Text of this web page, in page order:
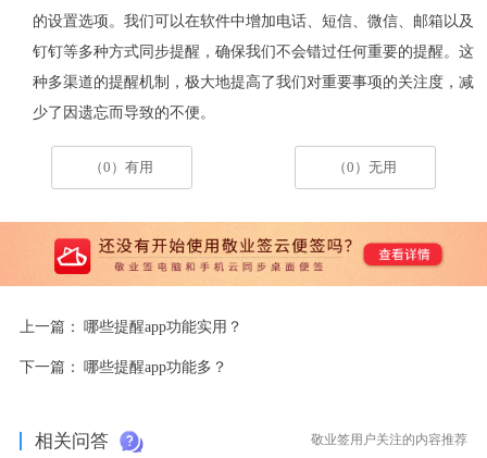
的设置选项。我们可以在软件中增加电话、短信、微信、邮箱以及
钉钉等多种方式同步提醒，确保我们不会错过任何重要的提醒。这
种多渠道的提醒机制，极大地提高了我们对重要事项的关注度，减
少了因遗忘而导致的不便。
（0）有用 （0）无用
上一篇： 哪些提醒app功能实用？
下一篇： 哪些提醒app功能多？
相关问答 敬业签用户关注的内容推荐